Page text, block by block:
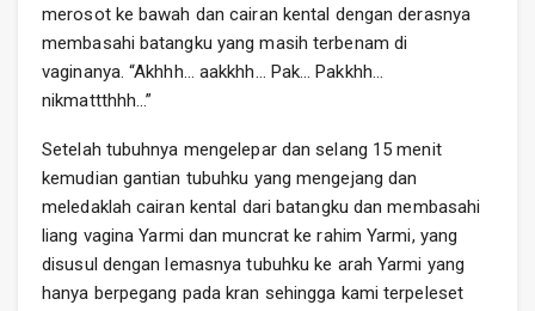
merosot ke bawah dan cairan kental dengan derasnya
membasahi batangku yang masih terbenam di
vaginanya. “Akhhh… aakkhh… Pak… Pakkhh…
nikmattthhh…”
Setelah tubuhnya mengelepar dan selang 15 menit
kemudian gantian tubuhku yang mengejang dan
meledaklah cairan kental dari batangku dan membasahi
liang vagina Yarmi dan muncrat ke rahim Yarmi, yang
disusul dengan lemasnya tubuhku ke arah Yarmi yang
hanya berpegang pada kran sehingga kami terpeleset